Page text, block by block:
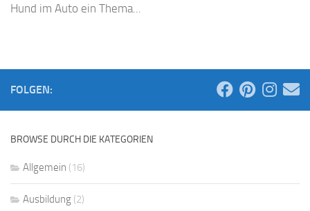
Hund im Auto ein Thema...
FOLGEN:
BROWSE DURCH DIE KATEGORIEN
Allgemein (16)
Ausbildung (2)